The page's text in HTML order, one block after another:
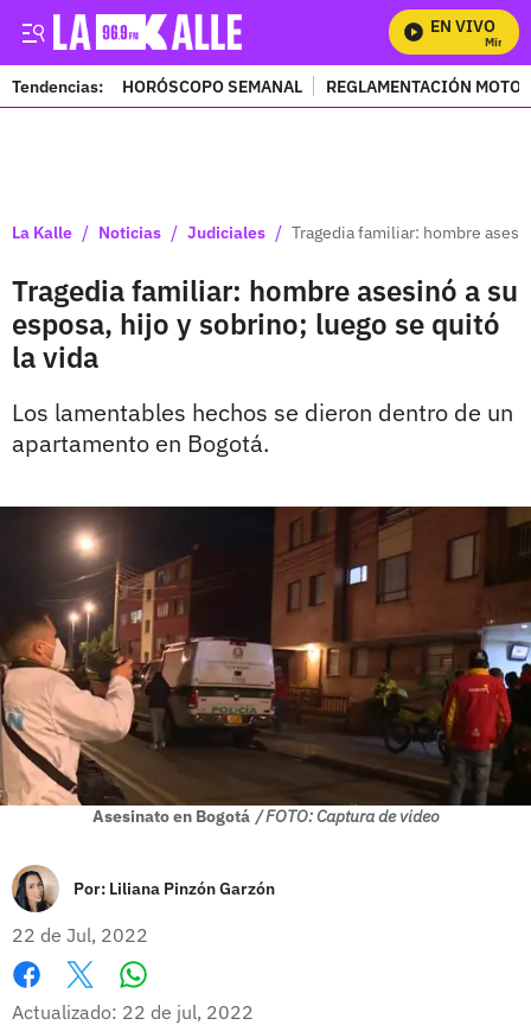
EN VIVO
Mira
Tendencias: HORÓSCOPO SEMANAL REGLAMENTACIÓN
La Kalle / Noticias / Judiciales / Tragedia familiar: hombre
Tragedia familiar: hombre asesinó a su
esposa, hijo y sobrino; luego se quitó
la vida
Los lamentables hechos se dieron dentro de un
apartamento en Bogotá.
Asesinato en Bogotá / FOTO: Captura de video
Por: Liliana Pinzón Garzón
22 de Jul, 2022
Facebook
X
Actualizado: 22 de jul, 2022